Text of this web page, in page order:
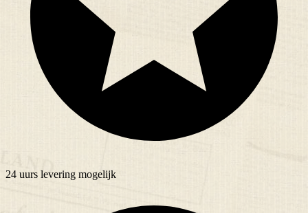
24 uurs levering mogelijk